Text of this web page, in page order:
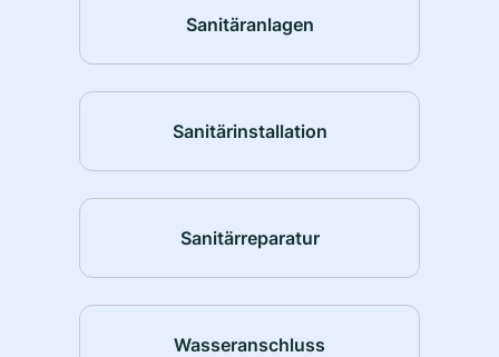
Sanitäranlagen
Sanitärinstallation
Sanitärreparatur
Wasseranschluss